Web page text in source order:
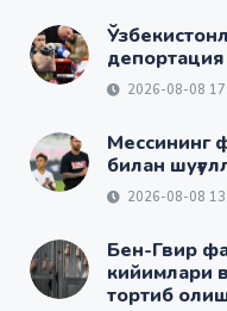
2026-08-08
Мессининг
билан
2026-08-08
Бен-Гвир
кийимлари
тортиб